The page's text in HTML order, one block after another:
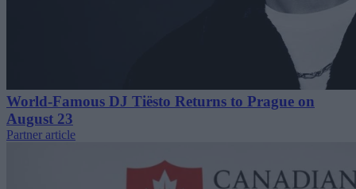
World-Famous DJ Tiësto Returns to Prague on
August 23
Partner article